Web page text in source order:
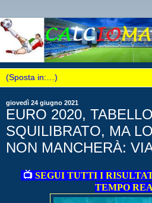
giovedì 24 giugno 2021
EURO 2020,
SQUILIBRATO, MA
NON MANCHERÀ:
📺 SEGUI TUTTI I
TEMPO